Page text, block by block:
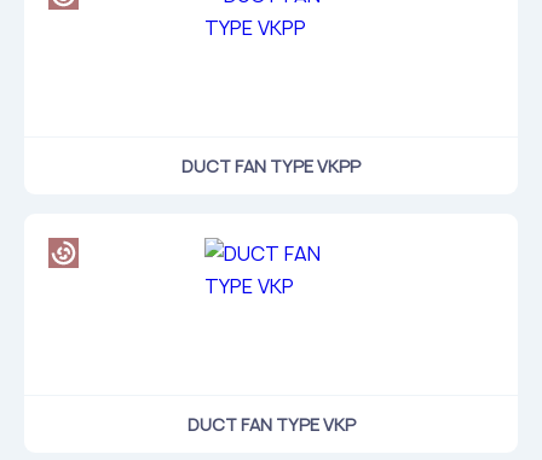
DUCT FAN TYPE VKPP
DUCT FAN TYPE VKP